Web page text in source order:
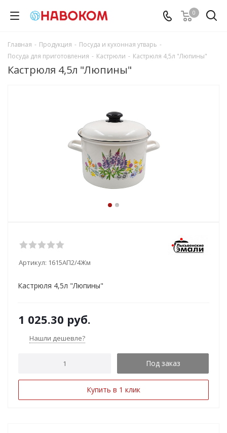
0
Главная - Продукция - Посуда и кухонная утварь -
Посуда для приготовления - Кастрюли - Кастрюля 4,5л "Люпины"
Кастрюля 4,5л "Люпины"
Артикул: 1615АП2/4Жм
Кастрюля 4,5л "Люпины"
1 025.30 руб.
Нашли дешевле?
Под заказ
Купить в 1 клик